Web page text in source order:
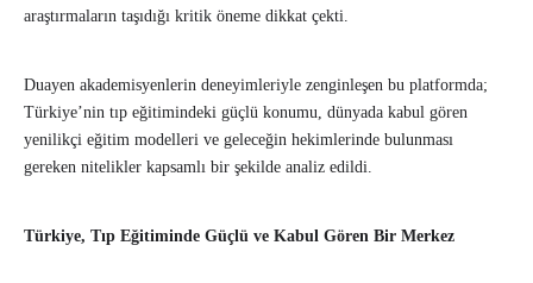
araştırmaların taşıdığı kritik öneme dikkat çekti.
Duayen akademisyenlerin deneyimleriyle zenginleşen bu platformda;
Türkiye’nin tıp eğitimindeki güçlü konumu, dünyada kabul gören
yenilikçi eğitim modelleri ve geleceğin hekimlerinde bulunması
gereken nitelikler kapsamlı bir şekilde analiz edildi.
Türkiye, Tıp Eğitiminde Güçlü ve Kabul Gören Bir Merkez